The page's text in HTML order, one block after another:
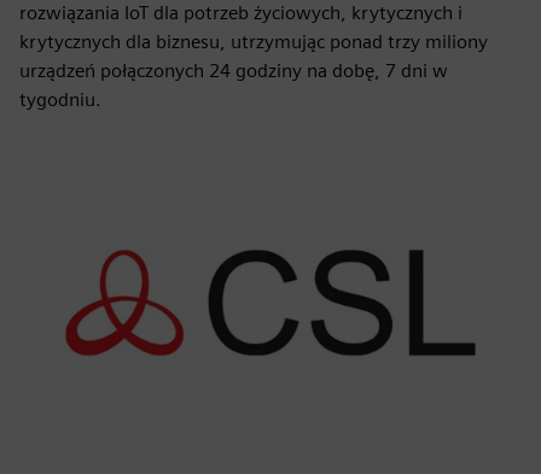
rozwiązania IoT dla potrzeb życiowych, krytycznych i
krytycznych dla biznesu, utrzymując ponad trzy miliony
urządzeń połączonych 24 godziny na dobę, 7 dni w
tygodniu.